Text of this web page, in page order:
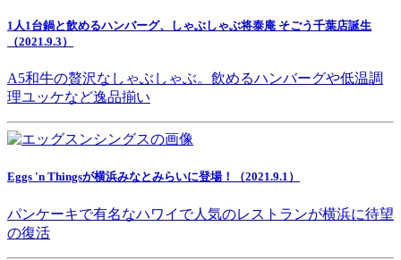
1人1台鍋と飲めるハンバーグ、しゃぶしゃぶ将泰庵 そごう千葉店誕生
（2021.9.3）
A5和牛の贅沢なしゃぶしゃぶ。飲めるハンバーグや低温調
理ユッケなど逸品揃い
Eggs 'n Thingsが横浜みなとみらいに登場！（2021.9.1）
パンケーキで有名なハワイで人気のレストランが横浜に待望
の復活